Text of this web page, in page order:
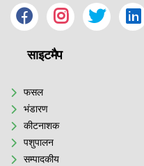
साइटमैप
फसल
भंडारण
कीटनाशक
पशुपालन
सम्पादकीय